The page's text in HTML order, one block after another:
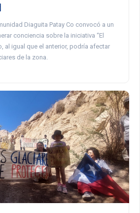
Diaguita Patay Co convocó a un
conciencia sobre la iniciativa “El
al igual que el anterior, podría afectar
de la zona.